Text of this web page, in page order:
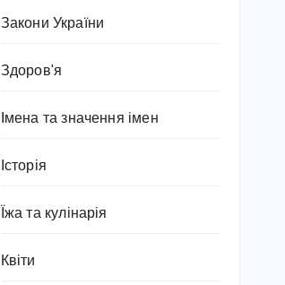
Закони України
Здоров'я
Імена та значення імен
Історія
Їжа та кулінарія
Квіти